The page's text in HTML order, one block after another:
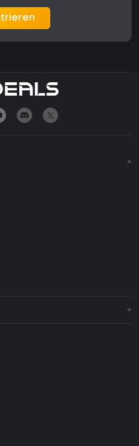
CD Key?
CD Key?
Key?
Connect CD Key?